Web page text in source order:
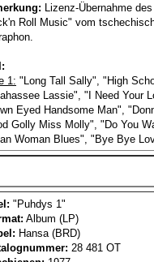
Lizenz-Übernahme
Roll Music" vom
1: "Long Tall Sally", "High
Lassie", "I Need Your
Eyed Handsome Man",
Golly Miss Molly", "Do You
Woman Blues", "Bye Bye
"Puhdys 1"
Album (LP)
Hansa (BRD)
28 481 OT